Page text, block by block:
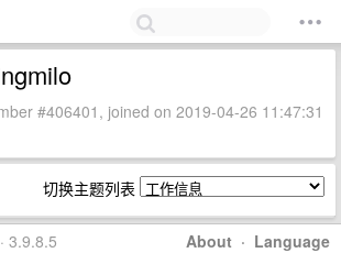
#406401, joined on 2019-04-26 11:47:31
切换主题列表
About · Language
3.9.8.5